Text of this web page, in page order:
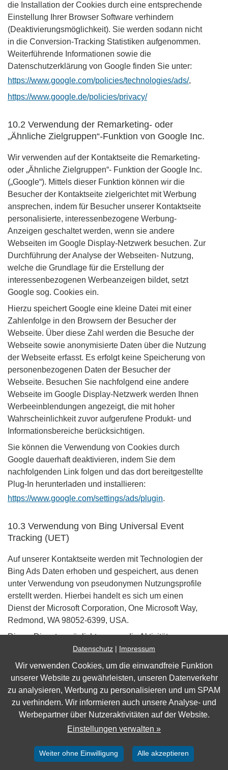
die Installation der Cookies durch eine entsprechende
Einstellung Ihrer Browser Software verhindern
(Deaktivierungsmöglichkeit). Sie werden sodann nicht
in die Conversion-Tracking Statistiken aufgenommen.
Weiterführende Informationen sowie die
Datenschutzerklärung von Google finden Sie unter:
https://www.google.com/policies/technologies/ads/,
https://www.google.de/policies/privacy/
10.2 Verwendung der Remarketing- oder
„Ähnliche Zielgruppen“-Funktion von Google Inc.
Wir verwenden auf der Kontaktseite die Remarketing-
oder „Ähnliche Zielgruppen“- Funktion der Google Inc.
(„Google“). Mittels dieser Funktion können wir die
Besucher der Kontaktseite zielgerichtet mit Werbung
ansprechen, indem für Besucher unserer Kontaktseite
personalisierte, interessenbezogene Werbung-
Anzeigen geschaltet werden, wenn sie andere
Webseiten im Google Display-Netzwerk besuchen. Zur
Durchführung der Analyse der Webseiten- Nutzung,
welche die Grundlage für die Erstellung der
interessenbezogenen Werbeanzeigen bildet, setzt
Google sog. Cookies ein.
Hierzu speichert Google eine kleine Datei mit einer
Zahlenfolge in den Browsern der Besucher der
Webseite. Über diese Zahl werden die Besuche der
Webseite sowie anonymisierte Daten über die Nutzung
der Webseite erfasst. Es erfolgt keine Speicherung von
personenbezogenen Daten der Besucher der
Webseite. Besuchen Sie nachfolgend eine andere
Webseite im Google Display-Netzwerk werden Ihnen
Werbeeinblendungen angezeigt, die mit hoher
Wahrscheinlichkeit zuvor aufgerufene Produkt- und
Informationsbereiche berücksichtigen.
Sie können die Verwendung von Cookies durch
Google dauerhaft deaktivieren, indem Sie dem
nachfolgenden Link folgen und das dort bereitgestellte
Plug-In herunterladen und installieren:
https://www.google.com/settings/ads/plugin.
10.3 Verwendung von Bing Universal Event
Tracking (UET)
Auf unserer Kontaktseite werden mit Technologien der
Bing Ads Daten erhoben und gespeichert, aus denen
unter Verwendung von pseudonymen Nutzungsprofile
erstellt werden. Hierbei handelt es sich um einen
Dienst der Microsoft Corporation, One Microsoft Way,
Redmond, WA 98052-6399, USA.
Dieser Dienst ermöglicht es uns, die Aktivitäten von
Nutzern auf unserer Kontaktseite nachzuverfolgen,
wenn diese über Anzeigen von Bing Ads auf unsere
Kontaktseite gelangt sind. Gelangen Sie über eine
solche Anzeige auf unsere Kontaktseite, wird auf Ihren
Computer ein Cookie gesetzt. Auf unserer Kontaktseite
ist ein Bing UET-Tag integriert. Hierbei handelt es sich
Cookie einige nicht-personenbezogene Daten über die
Nutzung der Kontaktseite gespeichert werden. Dazu
gehören unter anderem die Verweildauer auf der
Datenschutz | Impressum
Wir verwenden Cookies, um die einwandfreie Funktion
unserer Website zu gewährleisten, unseren Datenverkehr
zu analysieren, Werbung zu personalisieren und um SPAM
zu verhindern. Wir informieren auch unsere Analyse- und
Werbepartner über Nutzeraktivitäten auf der Website.
Einstellungen verwalten »
Weiter ohne Einwilligung Alle akzeptieren